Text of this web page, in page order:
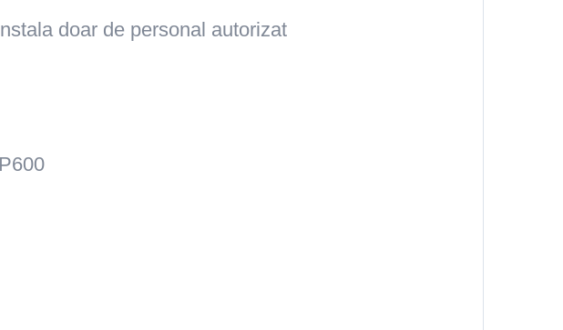
doar de personal autorizat